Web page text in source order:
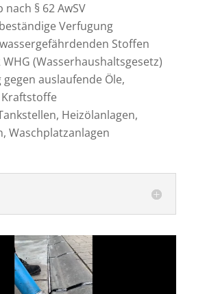
§ 62 AwSV
Verfugung
Stoffen
WHG (Wasserhaushaltsgesetz)
auslaufende Öle,
Heizölanlagen,
Waschplatzanlagen